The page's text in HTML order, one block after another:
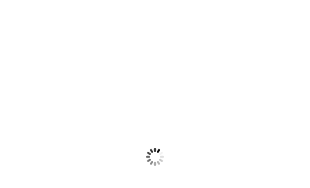
59 %
1011 mb